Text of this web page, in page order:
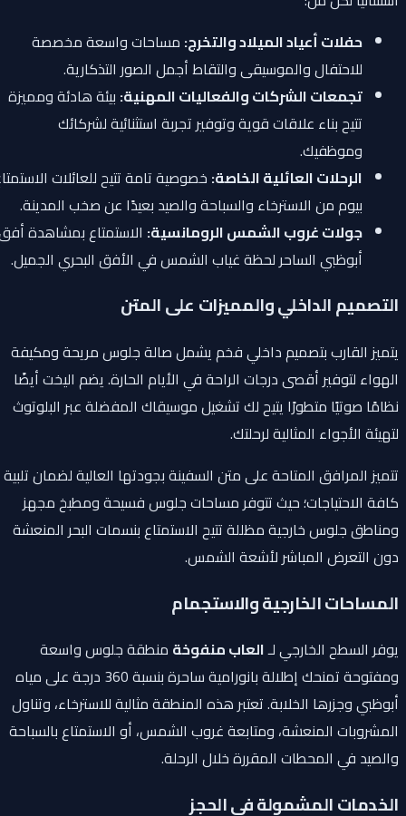
حفلات أعياد الميلاد والتخرج:مساحات واسعة مخصصة
للاحتفال والموسيقى والتقاط أجمل الصور التذكارية.
تجمعات الشركات والفعاليات المهنية:بيئة هادئة ومميزة
تتيح بناء علاقات قوية وتوفير تجربة استثنائية لشركائك
وموظفيك.
الرحلات العائلية الخاصة:خصوصية تامة تتيح للعائلات الاستمتاع
بيوم من الاسترخاء والسباحة والصيد بعيدًا عن صخب المدينة.
جولات غروب الشمس الرومانسية:الاستمتاع بمشاهدة أفق
أبوظبي الساحر لحظة غياب الشمس في الأفق البحري الجميل.
التصميم الداخلي والمميزات على المتن
يتميز القارب بتصميم داخلي فخم يشمل صالة جلوس مريحة ومكيفة
الهواء لتوفير أقصى درجات الراحة في الأيام الحارة. يضم اليخت أيضًا
نظامًا صوتيًا متطورًا يتيح لك تشغيل موسيقاك المفضلة عبر البلوتوث
لتهيئة الأجواء المثالية لرحلتك.
تتميز المرافق المتاحة على متن السفينة بجودتها العالية لضمان تلبية
كافة الاحتياجات؛ حيث تتوفر مساحات جلوس فسيحة ومطبخ مجهز
ومناطق جلوس خارجية مظللة تتيح الاستمتاع بنسمات البحر المنعشة
دون التعرض المباشر لأشعة الشمس.
المساحات الخارجية والاستجمام
يوفر السطح الخارجي لـالعاب منفوخةمنطقة جلوس واسعة
ومفتوحة تمنحك إطلالة بانورامية ساحرة بنسبة 360 درجة على مياه
أبوظبي وجزرها الخلابة. تعتبر هذه المنطقة مثالية للاسترخاء، وتناول
المشروبات المنعشة، ومتابعة غروب الشمس، أو الاستمتاع بالسباحة
والصيد في المحطات المقررة خلال الرحلة.
الخدمات المشمولة في الحجز